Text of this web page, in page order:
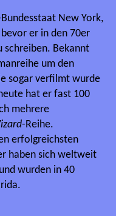
New York,
er in den 70er
schreiben. Bekannt
um den
sogar verfilmt wurde
hat er fast 100
mehrere
-Reihe.
erfolgreichsten
haben sich weltweit
wurden in 40